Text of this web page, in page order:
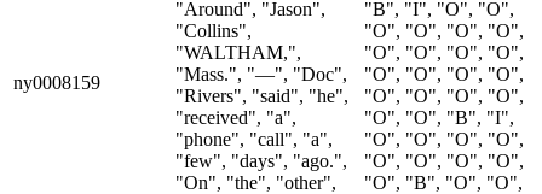
ny0008159
"Around", "Jason",
"Collins",
"WALTHAM,",
"Mass.", "—", "Doc",
"Rivers", "said", "he",
"received", "a",
"phone", "call", "a",
"few", "days", "ago.",
"On", "the", "other",
"B", "I", "O", "O",
"O", "O", "O", "O",
"O", "O", "O", "O",
"O", "O", "O", "O",
"O", "O", "O", "O",
"O", "O", "B", "I",
"O", "O", "O", "O",
"O", "O", "O", "O",
"O", "B", "O", "O",